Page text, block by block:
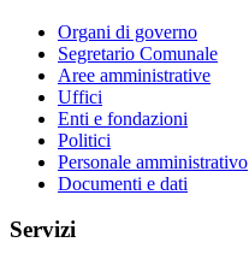
Organi di governo
Segretario Comunale
Aree amministrative
Uffici
Enti e fondazioni
Politici
Personale amministrativo
Documenti e dati
Servizi